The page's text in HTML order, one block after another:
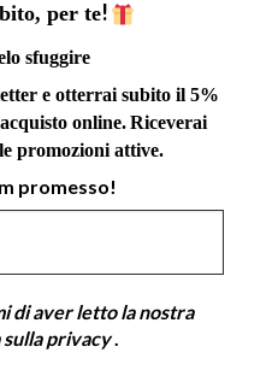
per te!
sfuggire
e otterrai subito il 5%
online.Riceverai
promozioni attive.
promesso!
di aver letto la nostra
privacy.